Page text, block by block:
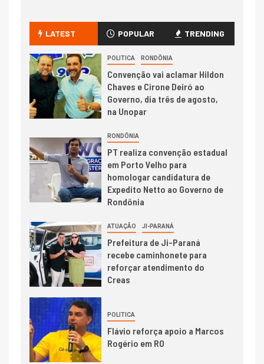
LATEST POPULAR TRENDING
POLITICA RONDÔNIA
Convenção vai aclamar Hildon
Chaves e Cirone Deiró ao
Governo, dia três de agosto,
na Unopar
RONDÔNIA
PT realiza convenção estadual
em Porto Velho para
homologar candidatura de
Expedito Netto ao Governo de
Rondônia
ATUAÇÃO JI-PARANÁ
Prefeitura de Ji-Paraná
recebe caminhonete para
reforçar atendimento do
Creas
POLITICA
Flávio reforça apoio a Marcos
Rogério em RO